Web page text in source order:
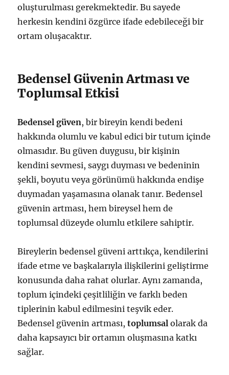
oluşturulması gerekmektedir. Bu sayede
herkesin kendini özgürce ifade edebileceği bir
ortam oluşacaktır.
Bedensel Güvenin Artması ve
Toplumsal Etkisi
Bedensel güven, bir bireyin kendi bedeni
hakkında olumlu ve kabul edici bir tutum içinde
olmasıdır. Bu güven duygusu, bir kişinin
kendini sevmesi, saygı duyması ve bedeninin
şekli, boyutu veya görünümü hakkında endişe
duymadan yaşamasına olanak tanır. Bedensel
güvenin artması, hem bireysel hem de
toplumsal düzeyde olumlu etkilere sahiptir.
Bireylerin bedensel güveni arttıkça, kendilerini
ifade etme ve başkalarıyla ilişkilerini geliştirme
konusunda daha rahat olurlar. Aynı zamanda,
toplum içindeki çeşitliliğin ve farklı beden
tiplerinin kabul edilmesini teşvik eder.
Bedensel güvenin artması,toplumsal olarak da
daha kapsayıcı bir ortamın oluşmasına katkı
sağlar.